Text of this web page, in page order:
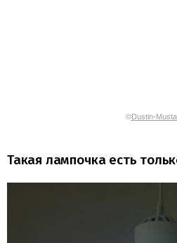
©Dustin-
Такая лампочка есть